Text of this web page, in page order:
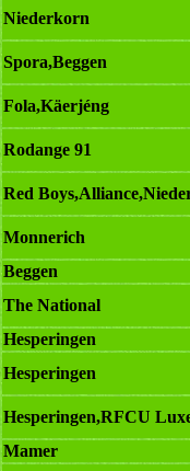
Niederkorn
Spora,Beggen
Fola,Käerjéng
Rodange 91
Red
Monnerich
Beggen
The National
Hesperingen
Hesperingen
Hesperingen,RFCU
Mamer